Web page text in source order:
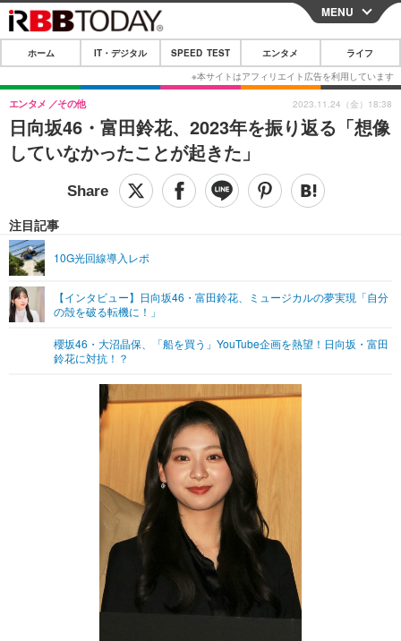
CLOSE
ホーム
IT・デジタル
IT・デジタルTOP スマートフォン
ショッピング その他
SPEED TEST
エンタメTOP 映画・ドラマ
グラビア
ショッピング その他
ライフTOP
その他
リリース一覧
プッシュ通知の停止方法
MENU
ホーム IT・デジタル SPEED TEST エンタメ ライフ
日向坂46・富田鈴花、2023年を振り返る「想像
していなかったことが起きた」
エンタメ その他
注目記事
10G光回線導入レポ
【インタビュー】日向坂46・富田鈴花、ミュージカルの夢実現「自分
の殻を破る転機に！」
櫻坂46・大沼晶保、「船を買う」YouTube企画を熱望！日向坂・富田
鈴花に対抗！？
2023.11.24（金）18:38